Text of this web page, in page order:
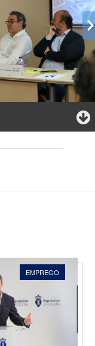
EMPREGO